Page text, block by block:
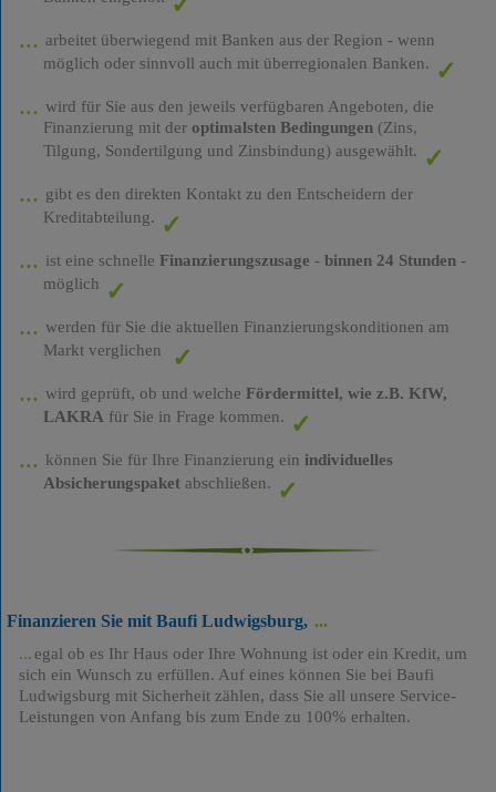
arbeitet überwiegend mit Banken aus der Region - wenn
möglich oder sinnvoll auch mit überregionalen Banken.
wird für Sie aus den jeweils verfügbaren Angeboten, die
Finanzierung mit der optimalsten Bedingungen(Zins,
Tilgung, Sondertilgung und Zinsbindung) ausgewählt.
gibt es den direkten Kontakt zu den Entscheidern der
Kreditabteilung.
ist eine schnelle Finanzierungszusage - binnen 24 Stunden-
möglich
werden für Sie die aktuellen Finanzierungskonditionen am
Markt verglichen
wird geprüft, ob und welche Fördermittel, wie z.B. KfW,
LAKRA für Sie in Frage kommen.
können Sie für Ihre Finanzierung ein individuelles
Absicherungspaketabschließen.
Finanzieren Sie mit Baufi Ludwigsburg,
egal ob es Ihr Haus oder Ihre Wohnung ist oder ein Kredit, um
sich ein Wunsch zu erfüllen. Auf eines können Sie bei Baufi
Ludwigsburg mit Sicherheit zählen, dass Sie all unsere Service-
Leistungen von Anfang bis zum Ende zu 100% erhalten.